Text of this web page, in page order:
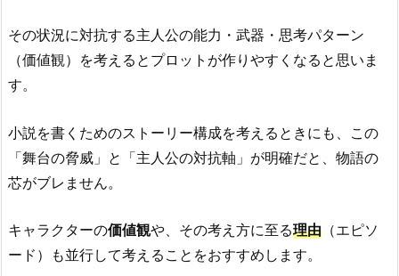
その状況に対抗する主人公の能力・武器・思考パターン
（価値観）を考えるとプロットが作りやすくなると思いま
す。
小説を書くためのストーリー構成を考えるときにも、この
「舞台の脅威」と「主人公の対抗軸」が明確だと、物語の
芯がブレません。
キャラクターの価値観や、その考え方に至る理由 （エピソ
ード）も並行して考えることをおすすめします。